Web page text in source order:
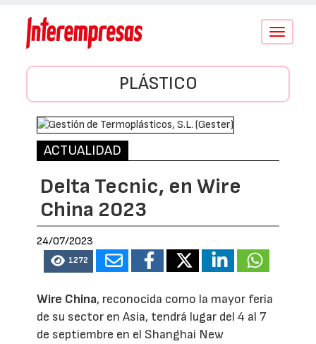
Conmutar
PLÁSTICO
ACTUALIDAD
Delta Tecnic, en Wire
China 2023
24/07/2023
1272
Wire China, reconocida como la mayor feria
de su sector en Asia, tendrá lugar del 4 al 7
de septiembre en el Shanghai New